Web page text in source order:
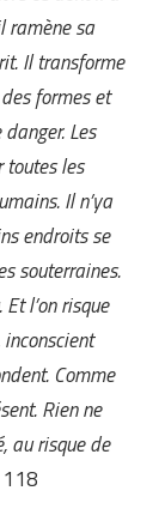
ramène sa
Il transforme
formes et
Les
toutes les
Il n’ya
endroits se
souterraines.
l’on risque
Comme
Rien ne
au risque de